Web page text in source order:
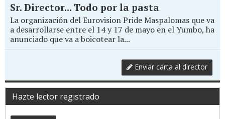
Sr. Director... Todo por la pasta
La organización del Eurovision Pride Maspalomas que va
a desarrollarse entre el 14 y 17 de mayo en el Yumbo, ha
anunciado que va a boicotear la...
Enviar carta al director
Hazte lector registrado